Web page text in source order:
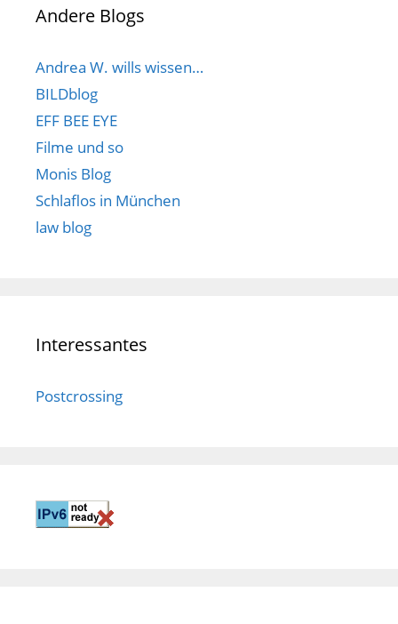
Andere Blogs
Andrea W. wills wissen…
BILDblog
EFF BEE EYE
Filme und so
Monis Blog
Schlaflos in München
law blog
Interessantes
Postcrossing